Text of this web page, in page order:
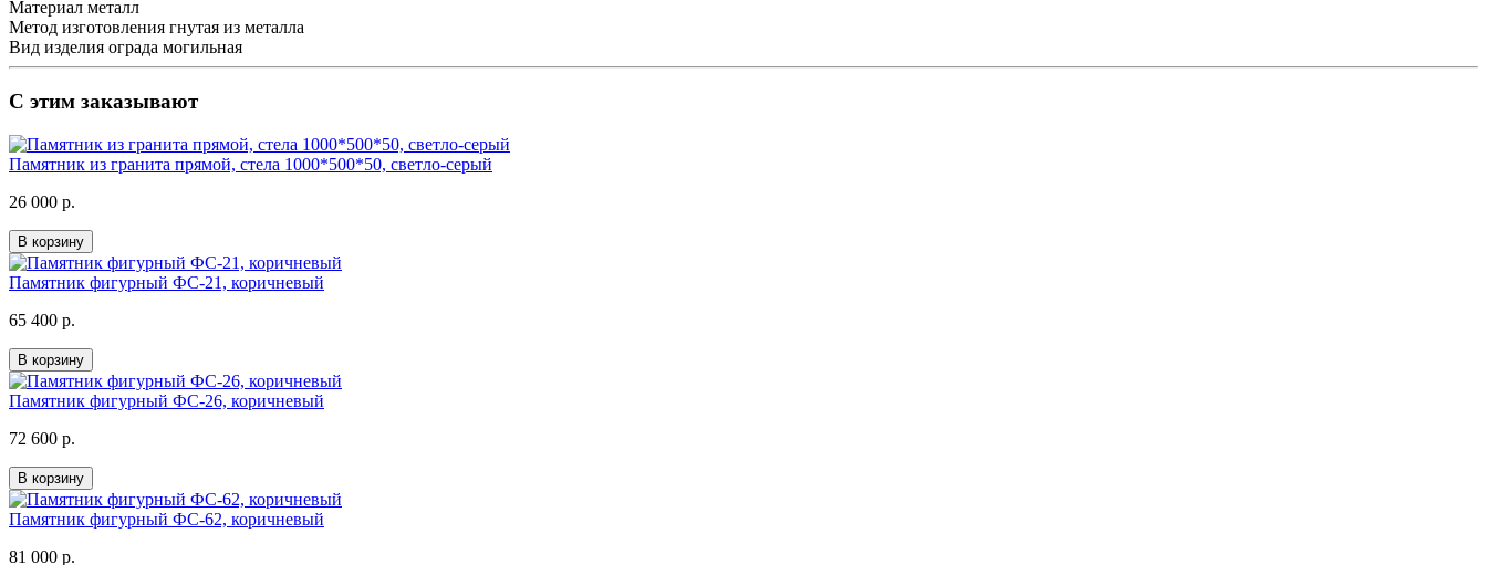
Материал металл
Метод изготовления гнутая из металла
Вид изделия ограда могильная
С этим заказывают
Памятник из гранита прямой, стела 1000*500*50, светло-серый
26 000 р.
В корзину
Памятник фигурный ФС-21, коричневый
65 400 р.
В корзину
Памятник фигурный ФС-26, коричневый
72 600 р.
В корзину
Памятник фигурный ФС-62, коричневый
81 000 р.